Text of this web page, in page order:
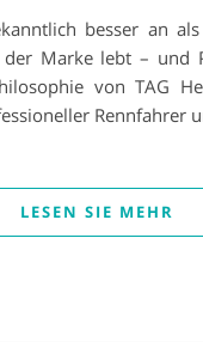
Marke lebt – und
von TAG
Rennfahrer
LESEN SIE MEHR